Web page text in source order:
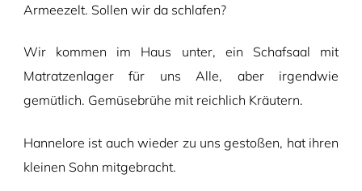
Armeezelt. Sollen wir da schlafen?
Wir kommen im Haus unter, ein Schafsaal mit
Matratzenlager für uns Alle, aber irgendwie
gemütlich. Gemüsebrühe mit reichlich Kräutern.
Hannelore ist auch wieder zu uns gestoßen, hat ihren
kleinen Sohn mitgebracht.